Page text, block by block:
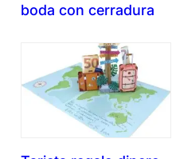
boda con cerradura